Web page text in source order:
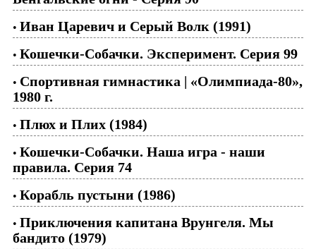
• Иван Царевич и Серый Волк (1991)
• Кошечки-Собачки. Эксперимент. Серия 99
• Спортивная гимнастика | «Олимпиада-80»,
1980 г.
• Плюх и Плих (1984)
• Кошечки-Собачки. Наша игра - наши
правила. Серия 74
• Корабль пустыни (1986)
• Приключения капитана Врунгеля. Мы
бандито (1979)